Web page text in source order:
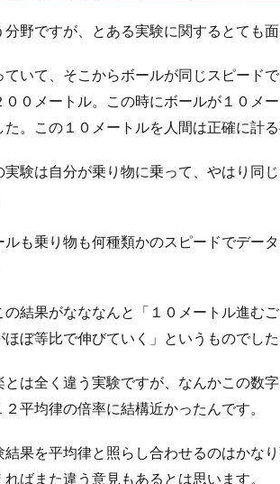
分野ですが、とある実験に関するとても
ていて、そこからボールが同じスピード
００メートル。この時にボールが１０メ
た。この１０メートルを人間は正確に計
実験は自分が乗り物に乗って、やはり同
ルも乗り物も何種類かのスピードでデー
の結果がなななんと「１０メートル進む
ほぼ等比で伸びていく」というものでした
とは全く違う実験ですが、なんかこの数
２平均律の倍率に結構近かったんです。
結果を平均律と照らし合わせるのはかな
ればまた違う意見もあるとは思います。